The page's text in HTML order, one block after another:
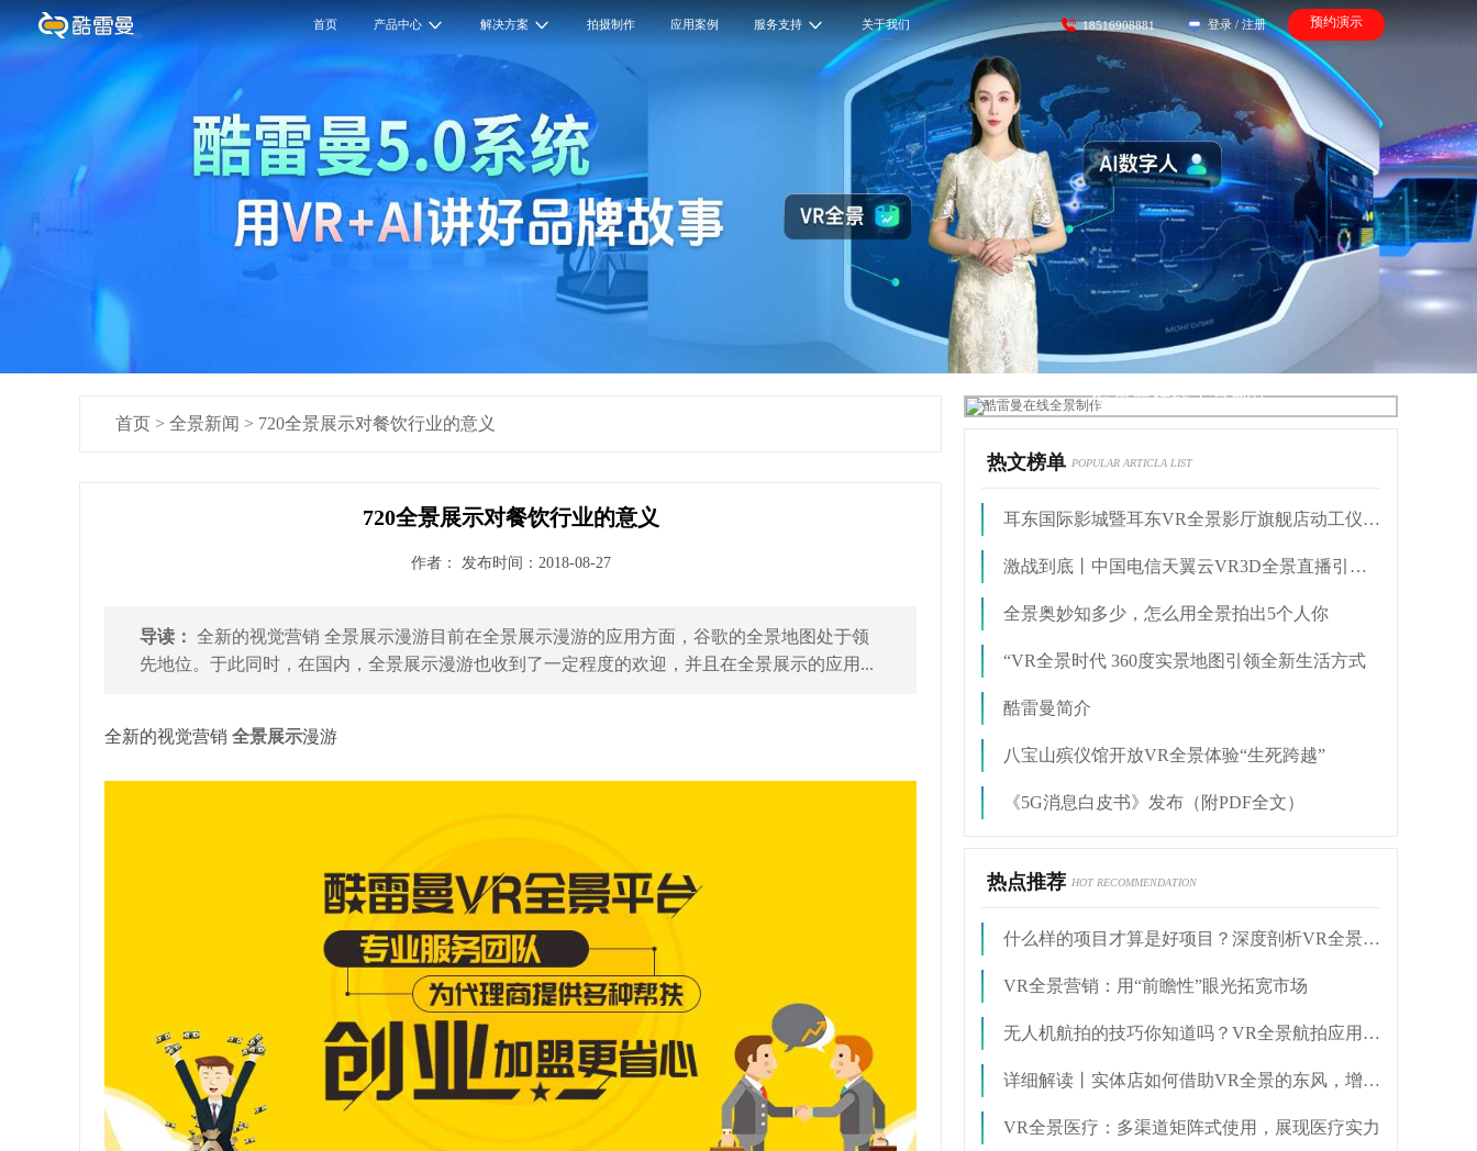
首页 产品中心 解决方案 拍摄制作 应用案例 服务支持 关于我们 18516908881 登录 / 注册 预约演示
首页 > 全景新闻 > 720全景展示对餐饮行业的意义
720全景展示对餐饮行业的意义
作者： 发布时间：2018-08-27
导读： 全新的视觉营销 全景展示漫游目前在全景展示漫游的应用方面，谷歌的全景地图处于领
先地位。于此同时，在国内，全景展示漫游也收到了一定程度的欢迎，并且在全景展示的应用...
全新的视觉营销 全景展示漫游
酷雷曼在线全景制作
热文榜单 POPULAR ARTICLA LIST
耳东国际影城暨耳东VR全景影厅旗舰店动工仪式盛大举行
激战到底丨中国电信天翼云VR3D全景直播引燃拳击热火
全景奥妙知多少，怎么用全景拍出5个人你
“VR全景时代 360度实景地图引领全新生活方式
酷雷曼简介
八宝山殡仪馆开放VR全景体验“生死跨越”
《5G消息白皮书》发布（附PDF全文）
热点推荐 HOT RECOMMENDATION
什么样的项目才算是好项目？深度剖析VR全景创业
VR全景营销：用“前瞻性”眼光拓宽市场
无人机航拍的技巧你知道吗？VR全景航拍应用在哪里？
详细解读丨实体店如何借助VR全景的东风，增长利润
VR全景医疗：多渠道矩阵式使用，展现医疗实力